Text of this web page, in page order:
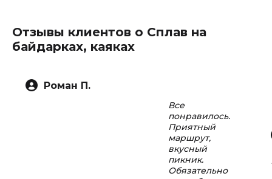
Отзывы клиентов о Сплав на
байдарках, каяках
Роман П.
Все
понравилось.
Приятный
маршрут,
вкусный
пикник.
Обязательно